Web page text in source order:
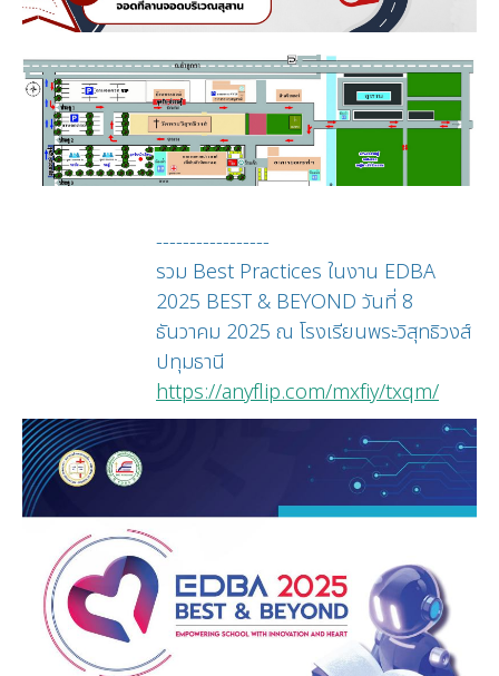
-----------------
รวม Best Practices ในงาน EDBA
2025 BEST & BEYOND วันที่ 8
ธันวาคม 2025 ณ โรงเรียนพระวิสุทธิวงส์
ปทุมธานี
https://anyflip.com/mxfiy/txqm/